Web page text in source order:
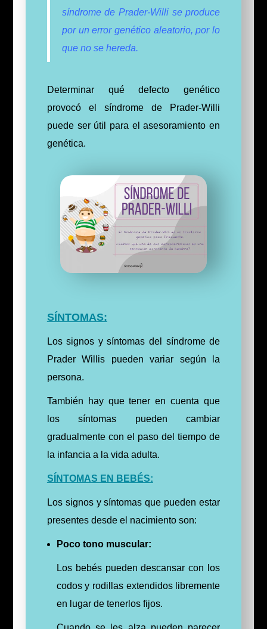
síndrome de Prader-Willi se produce
por un error genético aleatorio, por lo
que no se hereda.
Determinar qué defecto genético
provocó el síndrome de Prader-Willi
puede ser útil para el asesoramiento en
genética.
SÍNTOMAS:
Los signos y síntomas del síndrome de
Prader Willis pueden variar según la
persona.
También hay que tener en cuenta que
los síntomas pueden cambiar
gradualmente con el paso del tiempo de
la infancia a la vida adulta.
SÍNTOMAS EN BEBÉS:
Los signos y síntomas que pueden estar
presentes desde el nacimiento son:
Poco tono muscular:
Los bebés pueden descansar con los
codos y rodillas extendidos libremente
en lugar de tenerlos fijos.